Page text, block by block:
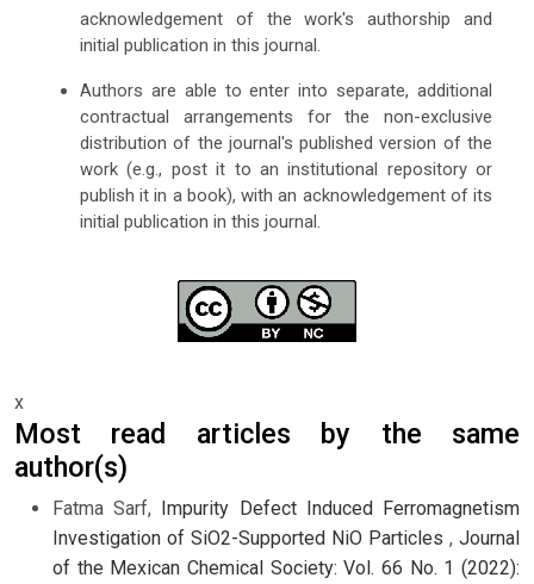
acknowledgement of the work's authorship and
initial publication in this journal.
Authors are able to enter into separate, additional
contractual arrangements for the non-exclusive
distribution of the journal's published version of the
work (e.g., post it to an institutional repository or
publish it in a book), with an acknowledgement of its
initial publication in this journal.
x
Most read articles by the same
author(s)
Fatma Sarf, Impurity Defect Induced Ferromagnetism
Investigation of SiO2-Supported NiO Particles , Journal
of the Mexican Chemical Society: Vol. 66 No. 1 (2022):